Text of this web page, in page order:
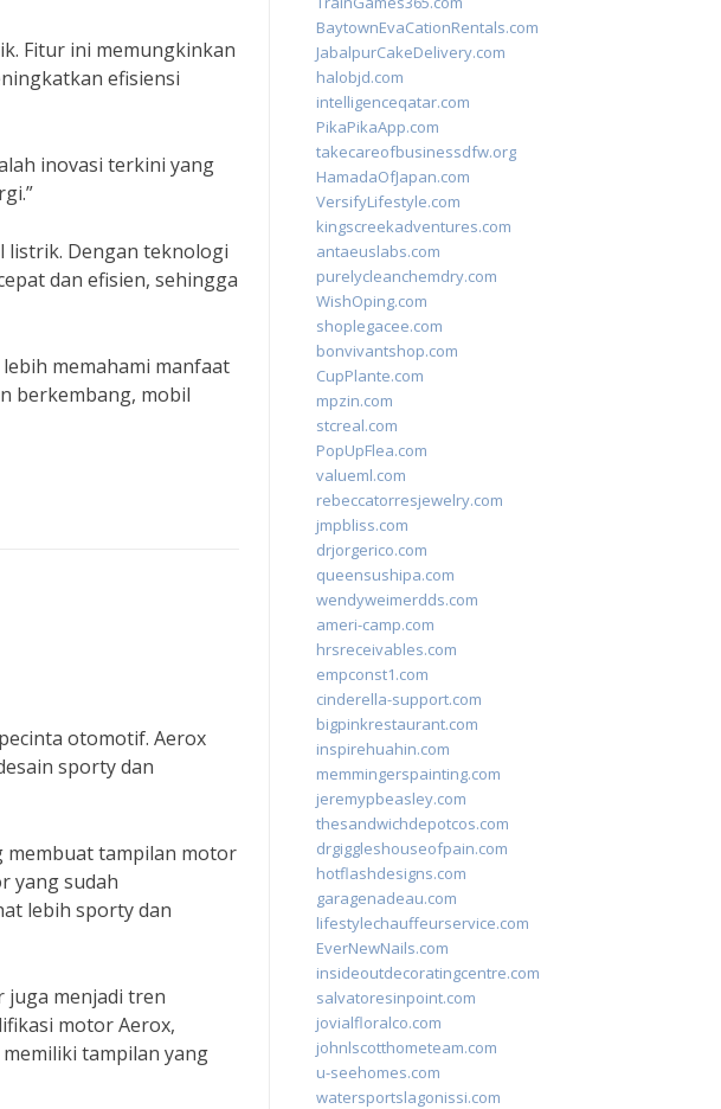
Fitur ini memungkinkan
efisiensi
inovasi terkini yang
listrik. Dengan teknologi
dan efisien, sehingga
memahami manfaat
berkembang, mobil
otomotif. Aerox
sporty dan
membuat tampilan motor
yang sudah
lebih sporty dan
juga menjadi tren
motor Aerox,
tampilan yang
BaytownEvaCationRentals.com
JabalpurCakeDelivery.com
halobjd.com
intelligenceqatar.com
PikaPikaApp.com
takecareofbusinessdfw.org
HamadaOfJapan.com
VersifyLifestyle.com
kingscreekadventures.com
antaeuslabs.com
purelycleanchemdry.com
WishOping.com
shoplegacee.com
bonvivantshop.com
CupPlante.com
mpzin.com
stcreal.com
PopUpFlea.com
valueml.com
rebeccatorresjewelry.com
jmpbliss.com
drjorgerico.com
queensushipa.com
wendyweimerdds.com
ameri-camp.com
hrsreceivables.com
empconst1.com
cinderella-support.com
bigpinkrestaurant.com
inspirehuahin.com
memmingerspainting.com
jeremypbeasley.com
thesandwichdepotcos.com
drgiggleshouseofpain.com
hotflashdesigns.com
garagenadeau.com
lifestylechauffeurservice.com
EverNewNails.com
insideoutdecoratingcentre.com
salvatoresinpoint.com
jovialfloralco.com
johnlscotthometeam.com
u-seehomes.com
watersportslagonissi.com